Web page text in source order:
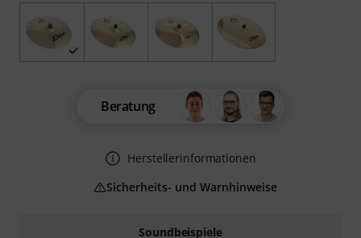
Soundbeispiele
Beratung
Herstellerinformationen
Sicherheits- und Warnhinweise